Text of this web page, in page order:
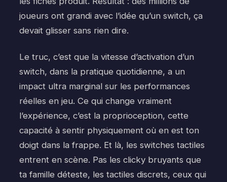
joueurs ont grandi avec l’idée qu’un switch, ça
devait glisser sans rien dire.
Le truc, c’est que la vitesse d’activation d’un
switch, dans la pratique quotidienne, a un
impact ultra marginal sur les performances
réelles en jeu. Ce qui change vraiment
l’expérience, c’est la proprioception, cette
capacité à sentir physiquement où en est ton
doigt dans la frappe. Et là, les switches tactiles
entrent en scène. Pas les clicky bruyants que
ta famille déteste, les tactiles discrets, ceux qui